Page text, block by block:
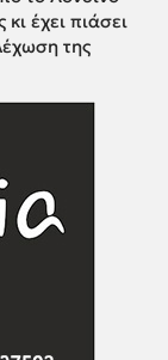
έχει πιάσει
της